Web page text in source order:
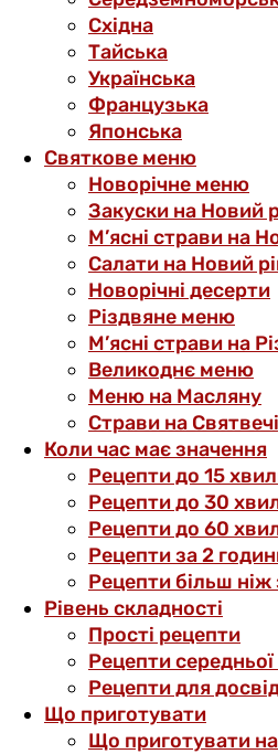
Східна
Тайська
Українська
Французька
Японська
Святкове меню
Новорічне меню
Закуски на Новий
М’ясні страви на
Салати на Новий
Новорічні десерти
Різдвяне меню
М’ясні страви на
Великоднє меню
Меню на Масляну
Страви на
Коли час має значення
Рецепти до 15
Рецепти до 30
Рецепти до 60
Рецепти за 2
Рецепти більш ніж
Рівень складності
Прості рецепти
Рецепти середньої
Рецепти для
Що приготувати
Що приготувати